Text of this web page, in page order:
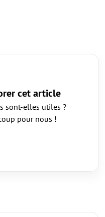
cet article
sont-elles utiles ?
pour nous !